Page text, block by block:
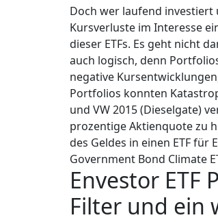
Doch wer laufend investiert
Kursverluste im Interesse
dieser ETFs. Es geht nicht
auch logisch, denn
negative
Portfolios konnten
und VW 2015 (Dieselgate)
prozentige Aktienquote zu
des Geldes in einen ETF für
Government Bond Climate
Envestor
Filter und ein